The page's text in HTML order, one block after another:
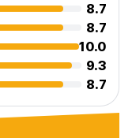
8.7
8.7
10.0
9.3
8.7